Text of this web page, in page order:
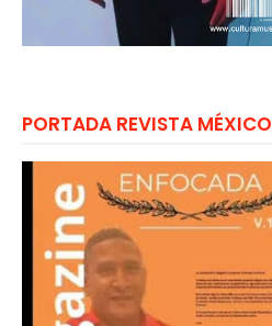
PORTADA REVISTA MÉXICO